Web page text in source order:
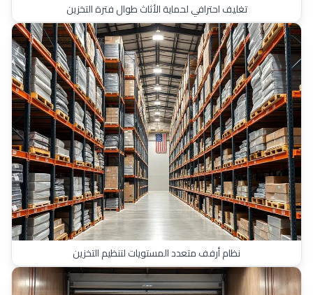
تغليف احترافي لحماية الأثاث طوال فترة التخزين
نظام أرفف متعدد المستويات لتنظيم التخزين